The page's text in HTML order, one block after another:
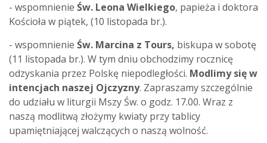
- wspomnienie Św. Leona Wielkiego, papieża i doktora
Kościoła w piątek, (10 listopada br.).
- wspomnienie Św. Marcina z Tours, biskupa w sobotę
(11 listopada br.). W tym dniu obchodzimy rocznicę
odzyskania przez Polskę niepodległości. Modlimy się w
intencjach naszej Ojczyzny. Zapraszamy szczególnie
do udziału w liturgii Mszy Św. o godz. 17.00. Wraz z
naszą modlitwą złożymy kwiaty przy tablicy
upamiętniającej walczących o naszą wolność.